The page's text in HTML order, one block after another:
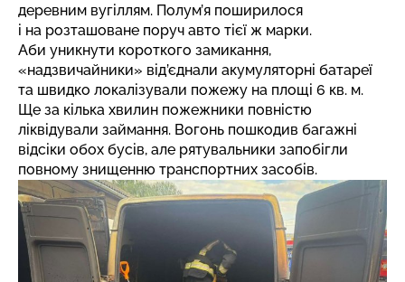
деревним вугіллям. Полум’я поширилося
і на розташоване поруч авто тієї ж марки.
Аби уникнути короткого замикання,
«надзвичайники» від’єднали акумуляторні батареї
та швидко локалізували пожежу на площі 6 кв. м.
Ще за кілька хвилин пожежники повністю
ліквідували займання. Вогонь пошкодив багажні
відсіки обох бусів, але рятувальники запобігли
повному знищенню транспортних засобів.